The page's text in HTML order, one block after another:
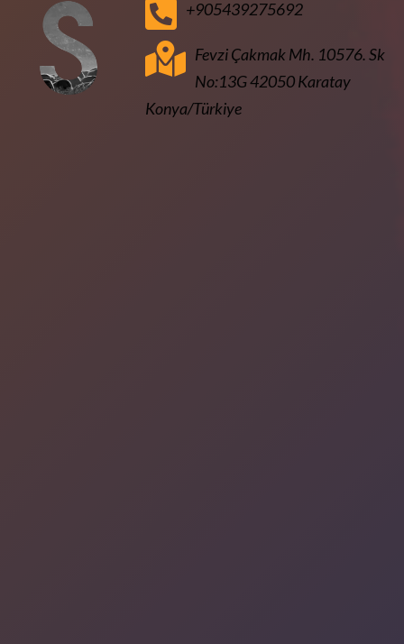
+905439275692
Fevzi Çakmak Mh. 10576. Sk
No:13G 42050 Karatay
Konya/Türkiye